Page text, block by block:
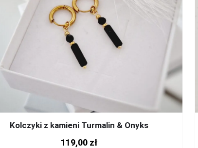
Kolczyki z kamieni Turmalin & Onyks
119,00 zł